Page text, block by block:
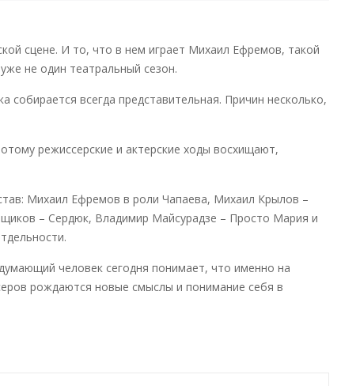
сцене. И то, что в нем играет Михаил Ефремов, такой
не один театральный сезон.
всегда представительная. Причин несколько,
режиссерские и актерские ходы восхищают,
Михаил Ефремов в роли Чапаева, Михаил Крылов –
– Сердюк, Владимир Майсурадзе – Просто Мария и
человек сегодня понимает, что именно на
рождаются новые смыслы и понимание себя в